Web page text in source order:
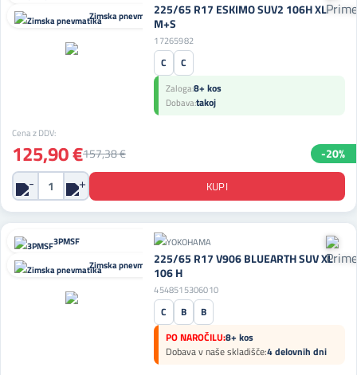
Zimska pnevmatika225/65 R17 ESKIMO SUV2 106H XL
M+S
17265982
C C
Zaloga:8+ kos
Dobava:takoj
Cena z DDV:
125,90 €157,38 € -20%
3PMSF
Zimska pnevmatika225/65 R17 V906 BLUEARTH SUV XL
106 H
4548515306010
C B
B
PO NAROČILU:8+ kos
Dobava v naše skladišče:4 delovnih dni